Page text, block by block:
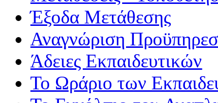
Έξοδα Μετάθεσης
Αναγνώριση
Άδειες Εκπαιδευτικών
Το Ωράριο των